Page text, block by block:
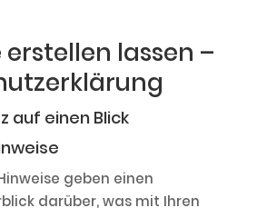
erstellen lassen –
auf einen Blick
geben einen
darüber, was mit Ihren